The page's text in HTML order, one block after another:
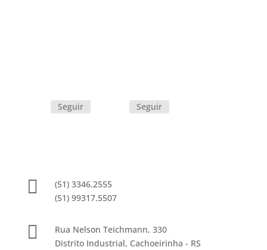
Seguir Seguir

(51) 3346.2555
(51) 99317.5507

Rua Nelson Teichmann, 330
Distrito Industrial, Cachoeirinha - RS